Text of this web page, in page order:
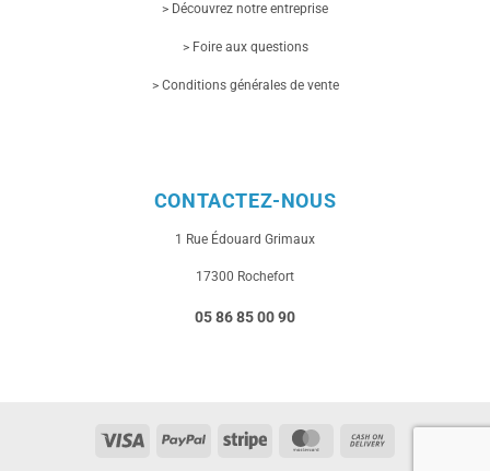
> Découvrez notre entreprise
> Foire aux questions
> Conditions générales de vente
CONTACTEZ-NOUS
1 Rue Édouard Grimaux
17300 Rochefort
05 86 85 00 90
Visa PayPal Stripe MasterCard